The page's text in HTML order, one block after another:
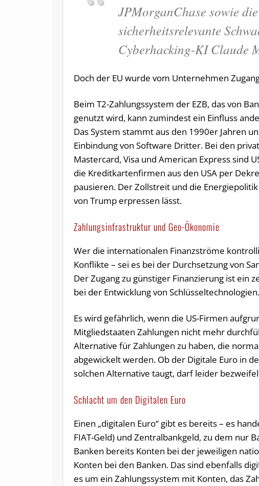
JPMorganChase sowie
sicherheitsrelevante
Cyberhacking-KI Claude
Doch der EU wurde vom Unternehmen
Beim T2-Zahlungssystem der EZB, das von
genutzt wird, kann zumindest ein Einfluss
Das System stammt aus den 1990er Jahren
Einbindung von Software Dritter. Bei den
Mastercard, Visa und American Express sind
die Kreditkartenfirmen aus den USA per
pausieren. Der Zollstreit und die
von Trump erpressen lässt.
Zahlungsinfrastruktur und Geo-Ökonomie
Wer die internationalen Finanzströme
Konflikte – sei es bei der Durchsetzung von
Der Zugang zu günstiger Finanzierung ist ein
bei der Entwicklung von Schlüsseltechnologien.
Es wird gefährlich, wenn die US-Firmen
Mitgliedstaaten Zahlungen nicht mehr
Alternative für Zahlungen zu haben, die
abgewickelt werden. Ob der Digitale Euro in
solchen Alternative taugt, darf leider
Schlacht um den Digitalen Euro
Einen „digitalen Euro“ gibt es bereits – es
FIAT-Geld) und Zentralbankgeld, zu dem nur
Banken bereits Konten bei der jeweiligen
Konten bei den Banken. Das sind ebenfalls
es um ein Zahlungssystem mit Konten, das